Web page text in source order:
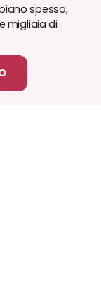
spesso,
migliaia di